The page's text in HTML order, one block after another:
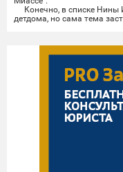
Конечно, в списке Нины
детдома, но сама тема